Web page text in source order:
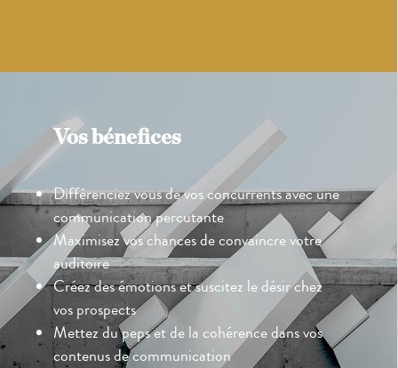
Vos bénefices
Différenciez vous de vos concurrents avec une
communication percutante
Maximisez vos chances de convaincre votre
auditoire
Créez des émotions et suscitez le désir chez
vos prospects
Mettez du peps et de la cohérence dans vos
contenus de communication